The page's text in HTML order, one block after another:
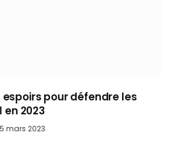
espoirs pour défendre les
2023
5 mars 2023